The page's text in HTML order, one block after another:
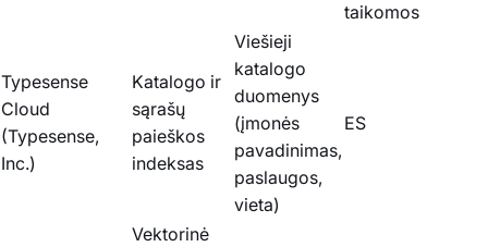
taikomos
Typesense
Cloud
(Typesense,
Inc.)
Katalogo ir
sąrašų
paieškos
indeksas
Viešieji
katalogo
duomenys
(įmonės
pavadinimas,
paslaugos,
vieta)
ES
Vektorinė